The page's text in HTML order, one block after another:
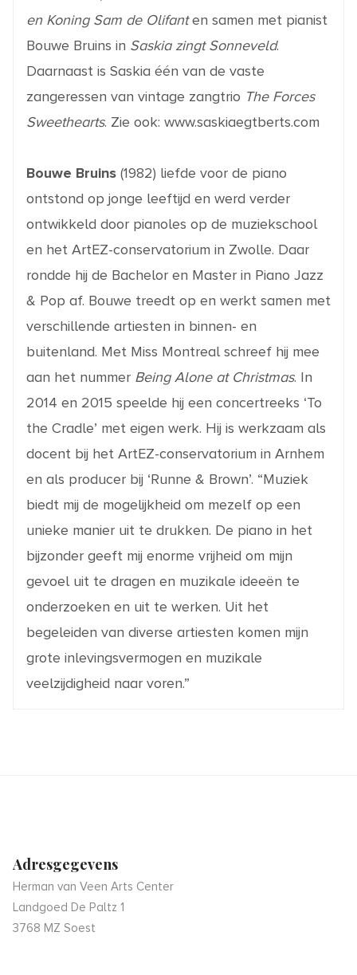
en Koning Sam de Olifanten samen met pianist
Bouwe Bruins in Saskia zingt Sonneveld.
Daarnaast is Saskia één van de vaste
zangeressen van vintage zangtrio The Forces
Sweethearts. Zie ook: www.saskiaegtberts.com
Bouwe Bruins (1982) liefde voor de piano
ontstond op jonge leeftijd en werd verder
ontwikkeld door pianoles op de muziekschool
en het ArtEZ-conservatorium in Zwolle. Daar
rondde hij de Bachelor en Master in Piano Jazz
& Pop af. Bouwe treedt op en werkt samen met
verschillende artiesten in binnen- en
buitenland. Met Miss Montreal schreef hij mee
aan het nummer Being Alone at Christmas. In
2014 en 2015 speelde hij een concertreeks ‘To
the Cradle’ met eigen werk. Hij is werkzaam als
docent bij het ArtEZ-conservatorium in Arnhem
en als producer bij ‘Runne & Brown’. “Muziek
biedt mij de mogelijkheid om mezelf op een
unieke manier uit te drukken. De piano in het
bijzonder geeft mij enorme vrijheid om mijn
gevoel uit te dragen en muzikale ideeën te
onderzoeken en uit te werken. Uit het
begeleiden van diverse artiesten komen mijn
grote inlevingsvermogen en muzikale
veelzijdigheid naar voren.”
Adresgegevens
Herman van Veen Arts Center
Landgoed De Paltz 1
3768 MZ Soest